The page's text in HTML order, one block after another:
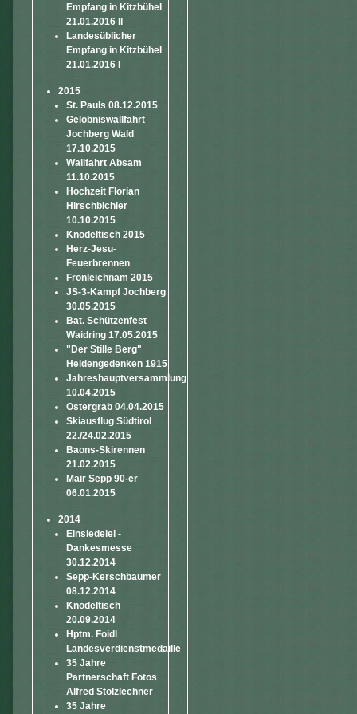
Empfang in Kitzbühel
21.01.2016 II
Landesüblicher
Empfang in Kitzbühel
21.01.2016 I
2015
St. Pauls 08.12.2015
Gelöbniswallfahrt
Jochberg Wald
17.10.2015
Wallfahrt Absam
11.10.2015
Hochzeit Florian
Hirschbichler
10.10.2015
Knödeltisch 2015
Herz-Jesu-
Feuerbrennen
Fronleichnam 2015
JS-3-Kampf Jochberg
30.05.2015
Bat. Schützenfest
Waidring 17.05.2015
"Der Stille Berg"
Heldengedenken 1915
Jahreshauptversammlung
10.04.2015
Ostergrab 04.04.2015
Skiausflug Südtirol
22./24.02.2015
Baons-Skirennen
21.02.2015
Mair Sepp 90-er
06.01.2015
2014
Einsiedelei -
Dankesmesse
30.12.2014
Sepp-Kerschbaumer
08.12.2014
Knödeltisch
20.09.2014
Hptm. Foidl
Landesverdienstmedaille
35 Jahre
Partnerschaft Fotos
Alfred Stolzlechner
35 Jahre